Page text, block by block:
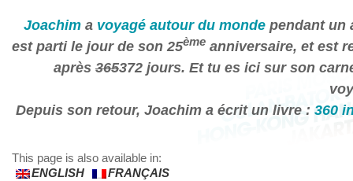
Joachim a voyagé autour du monde pendant un
est parti le jour de son 25ème anniversaire, et est
après 365372 jours. Et tu es ici sur son
Depuis son retour, Joachim a écrit un livre : 360
This page is also available in:
ENGLISH
FRANÇAIS